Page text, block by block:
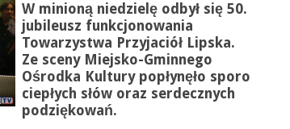
W minioną niedzielę odbył się 50.
jubileusz funkcjonowania
Towarzystwa Przyjaciół Lipska.
Ze sceny Miejsko-Gminnego
Ośrodka Kultury popłynęło sporo
ciepłych słów oraz serdecznych
podziękowań.